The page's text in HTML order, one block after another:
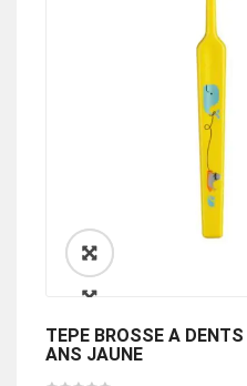
🔍
TEPE BROSSE A
ANS JAUNE